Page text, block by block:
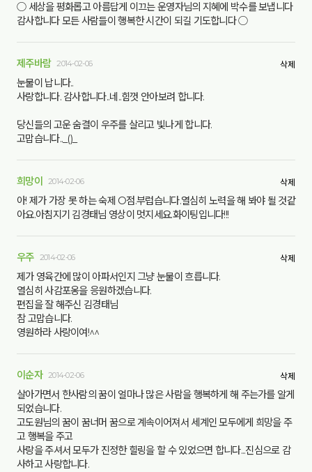
○ 세상을 평화롭고 아름답게 이끄는 운영자님의 지혜에 박수를 보냅니다
감사합니다 모든 사람들이 행복한 시간이 되길 기도합니다 ○
제주바람 2014-02-06 삭제
눈물이 납니다..
사랑합니다. 감사합니다..네..힘껏 안아보려 합니다.
당신들의 고운 숨결이 우주를 살리고 빛나게 합니다.
고맙습니다.._()_
희망이 2014-02-06 삭제
아! 제가 가장 못 하는 숙제 O점.부럽습니다.열심히 노력을 해 봐야 될 것같
아요.아침지기 김경태님 영상이 멋지세요.화이팅입니다!!!
우주 2014-02-06 삭제
제가 영육간에 많이 아파서인지 그냥 눈물이 흐릅니다.
열심히 사감포옹을 응원하겠습니다.
편집을 잘 해주신 김경태님
참 고맙습니다.
영원하라 사랑이여!^^
이순자 2014-02-06 삭제
살아가면서 한사람의 꿈이 얼마나 많은 사람을 행복하게 해 주는가를 알게
되었습니다.
고도원님의 꿈이 꿈너머 꿈으로 계속이어져서 세계인 모두에게 희망을 주
고 행복을 주고
사랑을 주셔서 모두가 진정한 힐링을 할 수 있었으면 합니다...진심으로 감
사하고 사랑합니다.